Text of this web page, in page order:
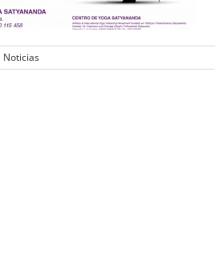
Noticias